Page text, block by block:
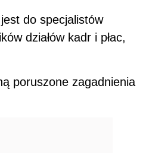
do specjalistów
działów kadr i płac,
poruszone zagadnienia